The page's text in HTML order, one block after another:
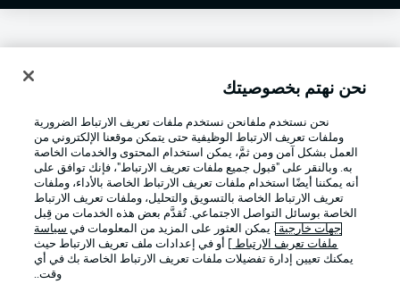
Football as it's meant to be
نحن نهتم بخصوصيتك
نحن نستخدم ملفانحن نستخدم ملفات تعريف الارتباط الضرورية
وملفات تعريف الارتباط الوظيفية حتى يتمكن موقعنا الإلكتروني من
العمل بشكل آمن ومن ثمَّ، يمكن استخدام المحتوى والخدمات الخاصة
به. وبالنقر على "قبول جميع ملفات تعريف الارتباط"، فإنك توافق على
أنه يمكننا أيضًا استخدام ملفات تعريف الارتباط الخاصة بالأداء، وملفات
تعريف الارتباط الخاصة بالتسويق والتحليل، وملفات تعريف الارتباط
الخاصة بوسائل التواصل الاجتماعي. تُقدَّم بعض هذه الخدمات من قِبل
جهات خارجية . يمكن العثور على المزيد من المعلومات في سياسة
ملفات تعريف الارتباط
] أو في إعدادات ملف تعريف الارتباط حيث
يمكنك تعيين إدارة تفضيلات ملفات تعريف الارتباط الخاصة بك في أي
وقت..